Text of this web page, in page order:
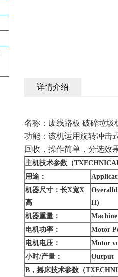
详情介绍
名称：废线路板 破碎垃圾
功能：该机运用
回收，操作简单，分选效
主机技术参数（
用途：
机器尺寸：长X宽X
高
H)
机器重量：
电机功率：
Motor
电机电压：
Motor
小时/产量：
Output
B ， 摇床技术参数 （